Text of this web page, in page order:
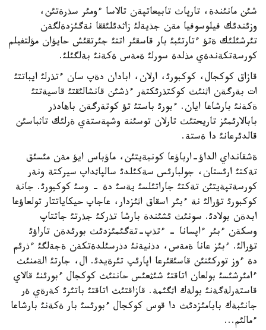
شئن مانئندة، تارپاث تابيعاتپةن تالاسا ءومئر سذرةتئن،
وزئندئك فيلوسوفيا مةن جذيةلئ زاثدئلئققا نةگئزدةلگةن
تئرشئلئك ةتؤ ءتارتئبئ بار قاسقئر اتتئ جئرتقئش حايؤان مؤلتفيلم
كورسةتكةندةي مذلدة سورلئ ةمةس ةكةنئ بةلگئلئ.
قازاق كوكجال، كوكبورئ، ارلان، ابادان دةپ سان ءتذرلئ ايباتتئ
ات بةرگةن اثنئث كوكتذرئكتةر ءذشئن قانشالئقتئ قاسيةتتئ
ةكةنئ بارشاعا ايان. ءبورئ باستئ تؤ كوتةرگةن باهادذر
بابالارئمئز تاريحتئث تارلان توسئنة وشپةستةي ةرلئك تاثباسئن
قالدئرعانئ دا ةستة.
ةشقانداي الداؤ-ارباؤعا كونبةيتئن، ماؤباس ايؤ مةن مئسئق
تةكتئ ارئستان، جولبارئس سةكئلدئ سالپاثداپ سيركتة ونةر
كورسةتپةيتئن تةكتئ جاراتئلسئ يةسئ دة - وسئ كوكبورئ. جانة
كوكبورئ تؤرالئ نة ءبئر اسقاق اثئزدار، عاجاپ حيكاياتتار تولعاؤعا
ابدةن بولادئ. سونئث ئشئندة بارشا تذركئ جذرتئ جاتتاپ
وسكةن ءبئر ءاپسانا - ءتذپ-تةگئمئزدئث بورئدةن تاراؤئ
تؤرالئ. ءبئز عانا ةمةس، دذنيةنئ دذرسئلدةتكةن ةجةلگئ ءذرئم
دة ءوز توركئنئن قاسئقئرعا اپارئپ تئرةيدئ. ال، جارتئ الةمنئث
ءامئرشئسئ بولعان اتاقتئ شئثعئس حاننئث كوكجال ءبورئنئ قالاي
قاستةرلةگةنئ بولةك اثگئمة. قازاقتئث اتاقتئ باتئرئ كةرةي ةر
جانئبةك بابامئزدئث دا قوس كوكجال ءبورئسئ بار ةكةنئ بارشاعا
ءمالئم...